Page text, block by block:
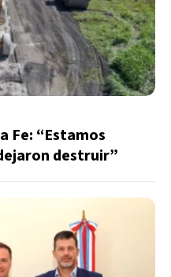
Fe: “Estamos
destruir”